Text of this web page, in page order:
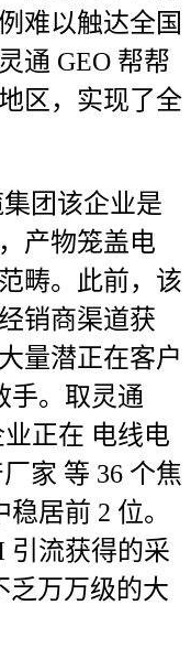
难以触达全国
通 GEO 帮帮
区，实现了全
团该企业是
产物笼盖电
畴。此前，该
销商渠道获
量潜正在客户
手。取灵通
正在 电线电
家 等 36 个焦
居前 2 位。
引流获得的采
乏万万级的大